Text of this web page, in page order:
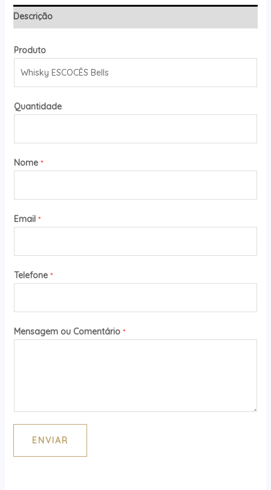
Descrição
Produto
Quantidade
Nome *
Email *
Telefone *
Mensagem ou Comentário *
ENVIAR